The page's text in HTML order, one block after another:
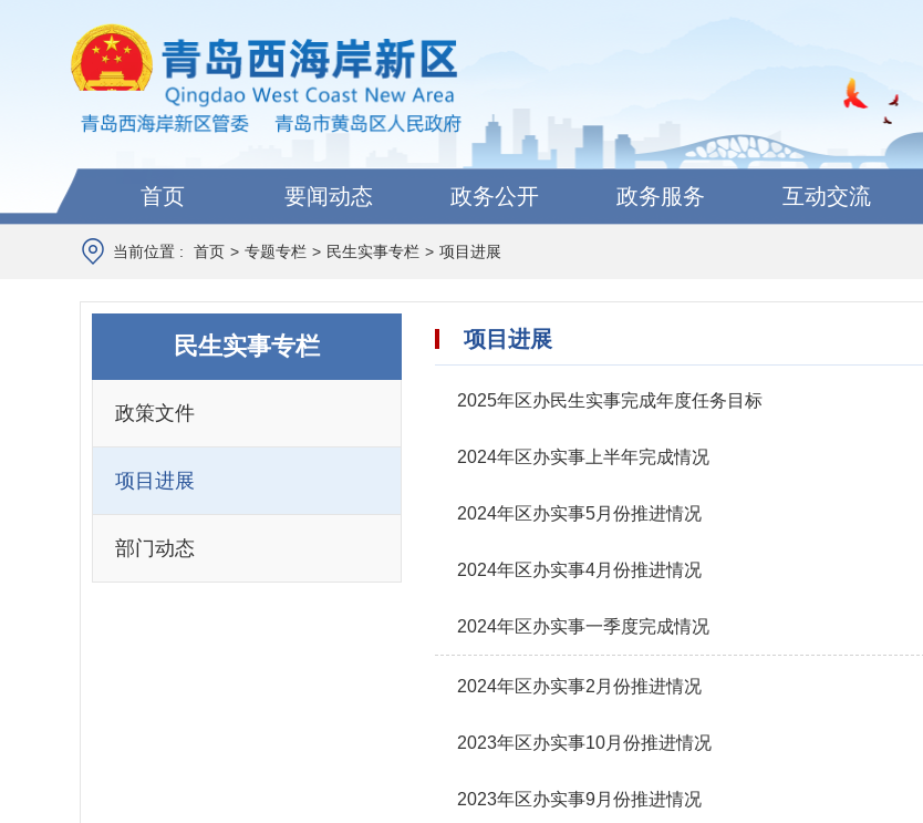
首页 要闻动态 政务公开 政务服务 互动交流
当前位置 : 首页 > 专题专栏 > 民生实事专栏 > 项目进展
民生实事专栏
政策文件
项目进展
部门动态
项目进展
2025年区办民生实事完成年度任务目标
2024年区办实事上半年完成情况
2024年区办实事5月份推进情况
2024年区办实事4月份推进情况
2024年区办实事一季度完成情况
2024年区办实事2月份推进情况
2023年区办实事10月份推进情况
2023年区办实事9月份推进情况